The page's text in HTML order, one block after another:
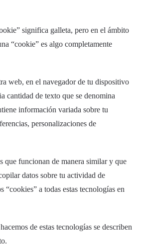
significa galleta, pero en el ámbito
“cookie” es algo completamente
web, en el navegador de tu dispositivo
cantidad de texto que se denomina
información variada sobre tu
personalizaciones de
que funcionan de manera similar y que
datos sobre tu actividad de
“cookies” a todas estas tecnologías en
de estas tecnologías se describen